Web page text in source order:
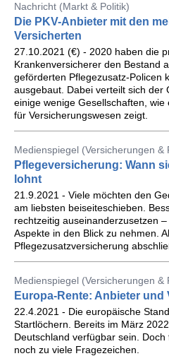
Nachricht (Markt & Politik)
Die PKV-Anbieter mit den
Versicherten
27.10.2021 (€) - 2020 haben die
Krankenversicherer den Bestand
geförderten Pflegezusatz-Policen
ausgebaut. Dabei verteilt sich der
einige wenige Gesellschaften,
für Versicherungswesen zeigt.
Medienspiegel (Versicherungen
Pflegeversicherung: Wann
lohnt
21.9.2021 - Viele möchten den
am liebsten beiseiteschieben.
rechtzeitig auseinanderzusetzen
Aspekte in den Blick zu nehmen.
Pflegezusatzversicherung
Medienspiegel (Versicherungen
Europa-Rente: Anbieter
22.4.2021 - Die europäische
Startlöchern. Bereits im März
Deutschland verfügbar sein.
noch zu viele Fragezeichen.